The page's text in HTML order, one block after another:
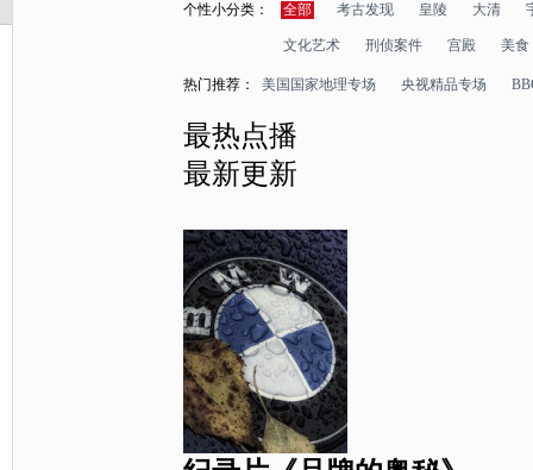
个性小分类： 全部 考古发现 皇陵 大清
文化艺术 刑侦案件 宫殿 美食
热门推荐： 美国国家地理专场 央视精品专场
最热点播
最新更新